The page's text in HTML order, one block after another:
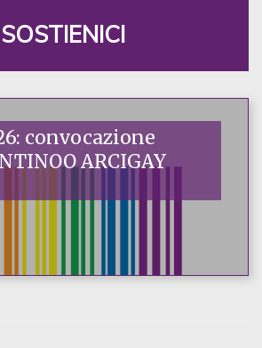
SOSTIENICI
convocazione
ARCIGAY